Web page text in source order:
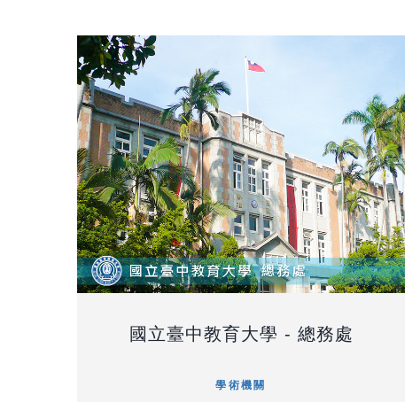
國立臺中教育大學 - 總務處
學術機關